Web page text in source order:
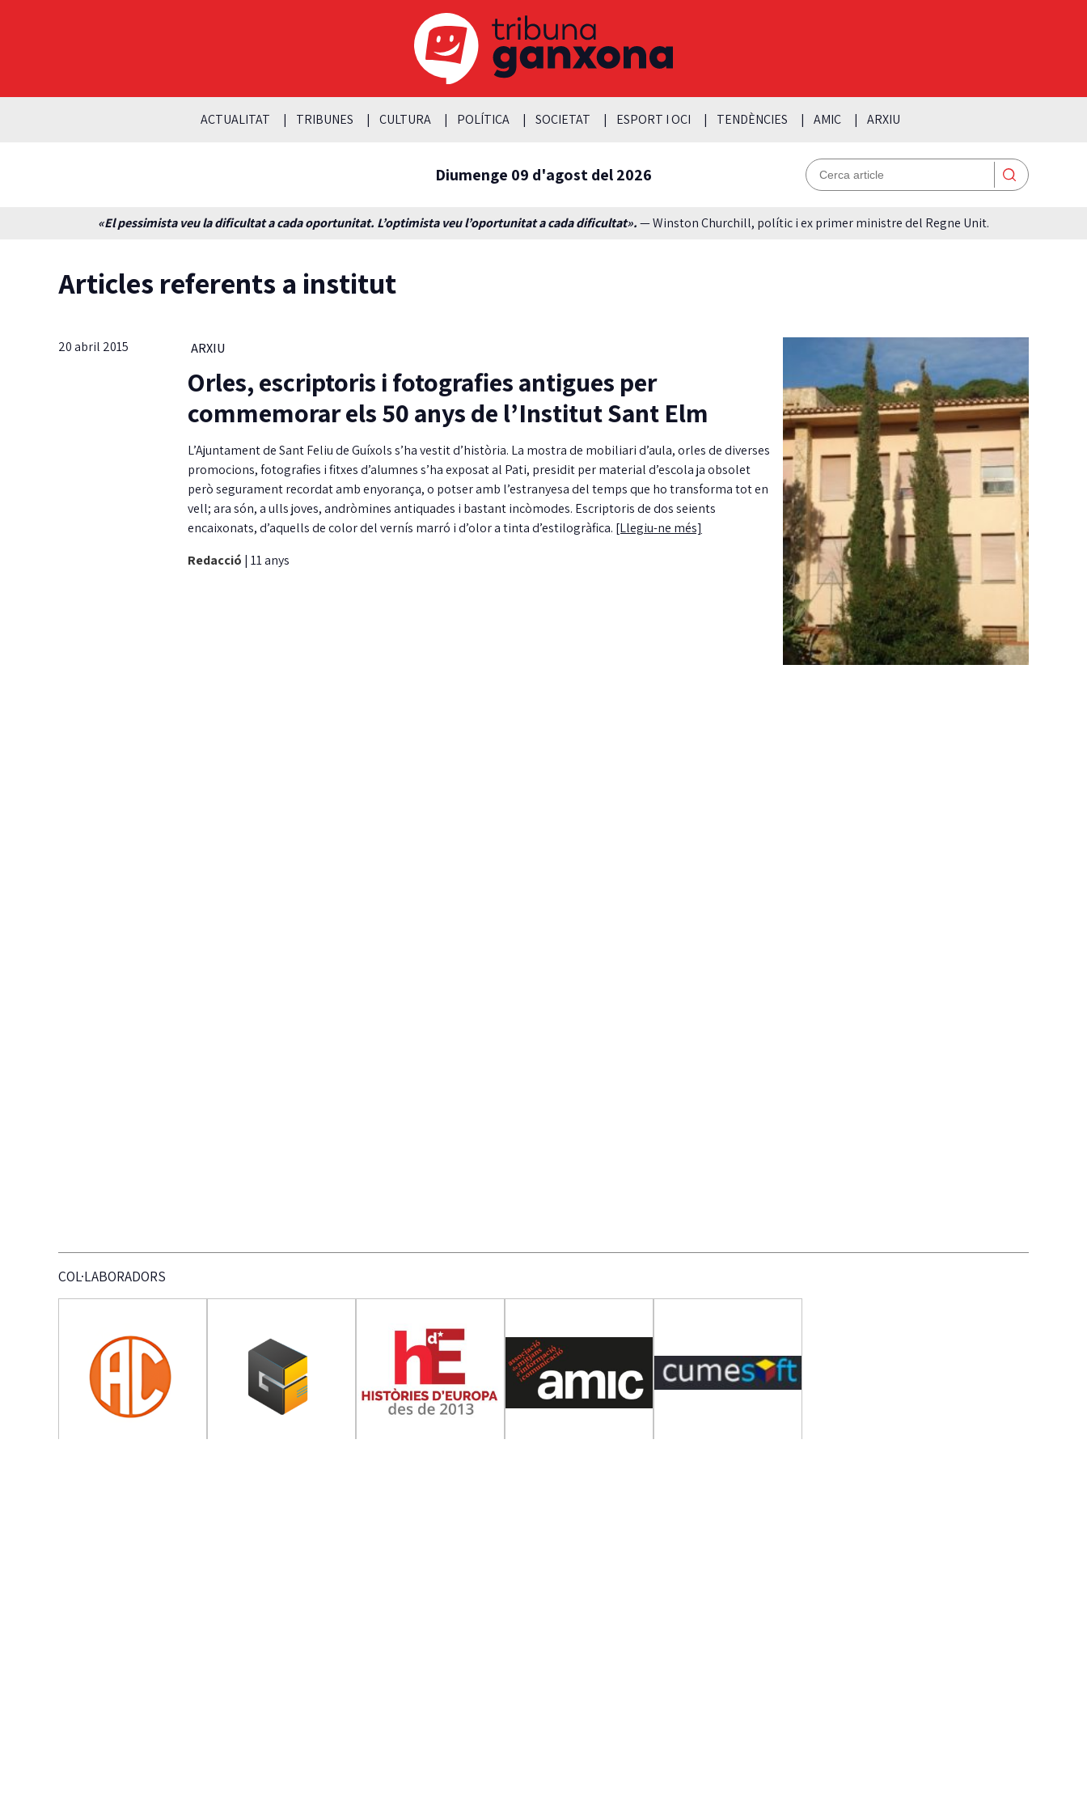
ACTUALITAT TRIBUNES CULTURA POLÍTICA SOCIETAT ESPORT I OCI TENDÈNCIES AMIC ARXIU
Diumenge 09 d'agost del 2026
«El pessimista veu la dificultat a cada oportunitat. L’optimista veu l’oportunitat a cada dificultat».— Winston Churchill, polític i ex primer ministre del Regne Unit.
Articles referents a institut
20 abril 2015 ARXIU
Orles, escriptoris i fotografies antigues per
commemorar els 50 anys de l’Institut Sant Elm
L’Ajuntament de Sant Feliu de Guíxols s’ha vestit d’història. La mostra de mobiliari d’aula, orles de diverses
promocions, fotografies i fitxes d’alumnes s’ha exposat al Pati, presidit per material d’escola ja obsolet
però segurament recordat amb enyorança, o potser amb l’estranyesa del temps que ho transforma tot en
vell; ara són, a ulls joves, andròmines antiquades i bastant incòmodes. Escriptoris de dos seients
encaixonats, d’aquells de color del vernís marró i d’olor a tinta d’estilogràfica. [Llegiu-ne més]
Redacció | 11 anys
COL·LABORADORS